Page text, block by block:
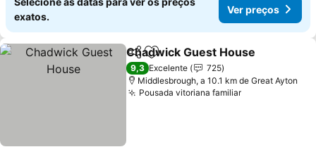
exatos.
Ver preços
PartilharAdicionar aos favoritos
Chadwick Guest House
9,3 Excelente
725
Middlesbrough, a 10.1 km de Great Ayton
Pousada vitoriana familiar